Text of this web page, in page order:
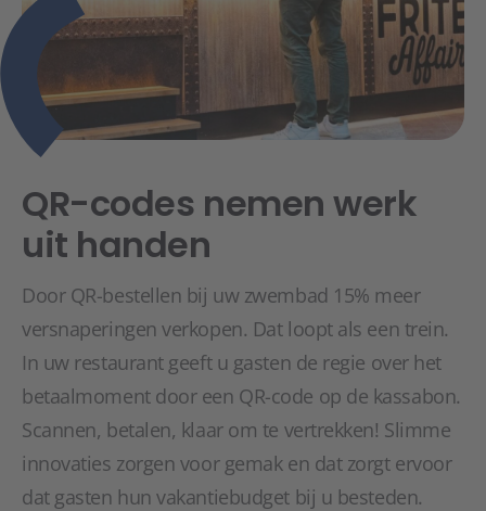
QR-codes nemen werk
uit handen
Door QR-bestellen bij uw zwembad 15% meer
versnaperingen verkopen. Dat loopt als een trein.
In uw restaurant geeft u gasten de regie over het
betaalmoment door een QR-code op de kassabon.
Scannen, betalen, klaar om te vertrekken! Slimme
innovaties zorgen voor gemak en dat zorgt ervoor
dat gasten hun vakantiebudget bij u besteden.